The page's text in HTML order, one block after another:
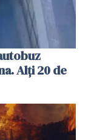
Alți 20 de